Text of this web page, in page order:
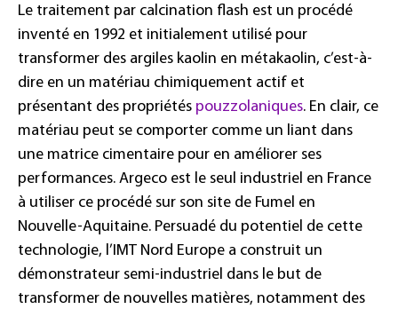
Le traitement par calcination flash est un procédé
inventé en 1992 et initialement utilisé pour
transformer des argiles kaolin en métakaolin, c’est-à-
dire en un matériau chimiquement actif et
présentant des propriétés pouzzolaniques. En clair, ce
matériau peut se comporter comme un liant dans
une matrice cimentaire pour en améliorer ses
performances. Argeco est le seul industriel en France
à utiliser ce procédé sur son site de Fumel en
Nouvelle-Aquitaine. Persuadé du potentiel de cette
technologie, l’IMT Nord Europe a construit un
démonstrateur semi-industriel dans le but de
transformer de nouvelles matières, notamment des